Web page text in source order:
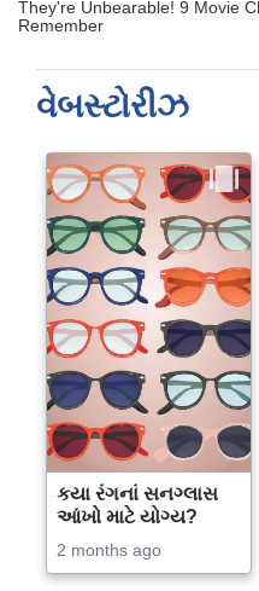
વેબસ્ટોરીઝ
કયા રંગનાં સનગ્લાસ
આંખો માટે યોગ્ય?
2 months ago